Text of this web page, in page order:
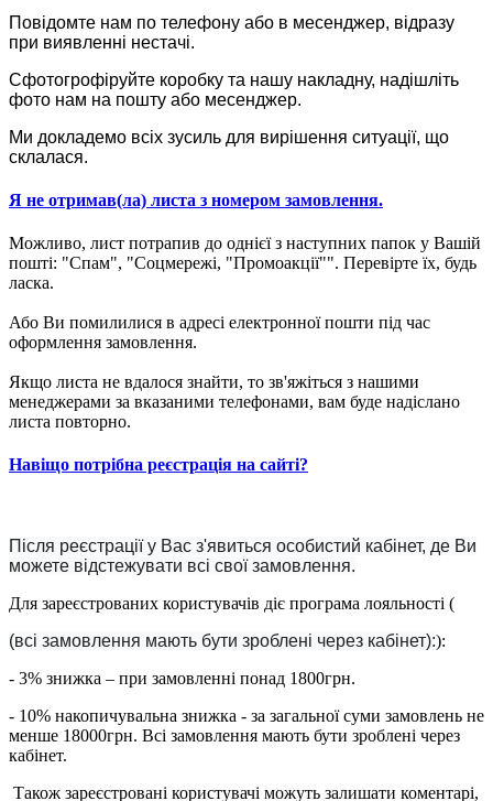
Повідомте нам по телефону або в месенджер, відразу
при виявленні нестачі.
Сфотогрофіруйте коробку та нашу накладну, надішліть
фото нам на пошту або месенджер.
Ми докладемо всіх зусиль для вирішення ситуації, що
склалася.
Я не отримав(ла) листа з номером замовлення.
Можливо, лист потрапив до однієї з наступних папок у Вашій
пошті: "Спам", "Соцмережі, "Промоакції"". Перевірте їх, будь
ласка.
Або Ви помилилися в адресі електронної пошти під час
оформлення замовлення.
Якщо листа не вдалося знайти, то зв'яжіться з нашими
менеджерами за вказаними телефонами, вам буде надіслано
листа повторно.
Навіщо потрібна реєстрація на сайті?
Після реєстрації у Вас з'явиться особистий кабінет, де Ви
можете відстежувати всі свої замовлення.
Для зареєстрованих користувачів діє програма лояльності (
(всі замовлення мають бути зроблені через кабінет):):
- 3% знижка – при замовленні понад 1800грн.
- 10% накопичувальна знижка - за загальної суми замовлень не
менше 18000грн. Всі замовлення мають бути зроблені через
кабінет.
Також зареєстровані користувачі можуть залишати коментарі,